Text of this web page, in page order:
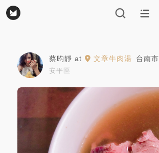
蔡昀靜 at 文章牛肉湯 台南市
安平區